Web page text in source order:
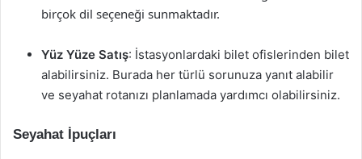
birçok dil seçeneği sunmaktadır.
Yüz Yüze Satış: İstasyonlardaki bilet ofislerinden bilet
alabilirsiniz. Burada her türlü sorunuza yanıt alabilir
ve seyahat rotanızı planlamada yardımcı olabilirsiniz.
Seyahat İpuçları